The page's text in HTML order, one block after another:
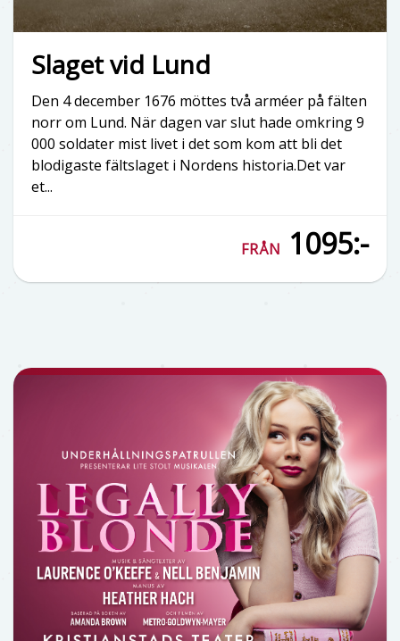
Slaget vid Lund
Den 4 december 1676 möttes två arméer på fälten
norr om Lund. När dagen var slut hade omkring 9
000 soldater mist livet i det som kom att bli det
blodigaste fältslaget i Nordens historia.Det var
et...
FRÅN 1095:-